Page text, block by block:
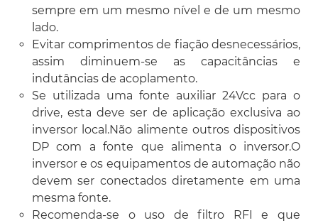
sempre em um mesmo nível e de um mesmo
lado.
Evitar comprimentos de fiação desnecessários,
assim diminuem-se as capacitâncias e
indutâncias de acoplamento.
Se utilizada uma fonte auxiliar 24Vcc para o
drive, esta deve ser de aplicação exclusiva ao
inversor local.Não alimente outros dispositivos
DP com a fonte que alimenta o inversor.O
inversor e os equipamentos de automação não
devem ser conectados diretamente em uma
mesma fonte.
Recomenda-se o uso de filtro RFI e que